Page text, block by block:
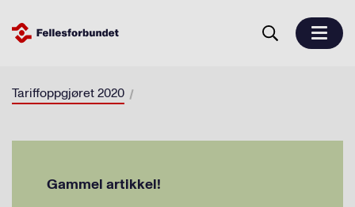
Tariffoppgjøret 2020
Gammel artikkel!